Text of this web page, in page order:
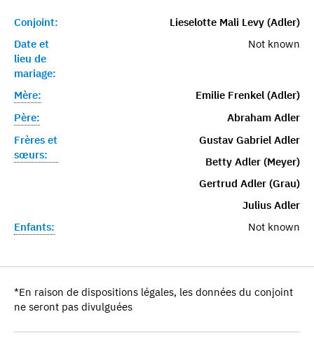
Conjoint:
Lieselotte Mali Levy (Adler)
Date et
lieu de
mariage:
Not known
Mère:
Emilie Frenkel (Adler)
Père:
Abraham Adler
Frères et
sœurs:
Gustav Gabriel Adler
Betty Adler (Meyer)
Gertrud Adler (Grau)
Julius Adler
Enfants:
Not known
*En raison de dispositions légales, les données du conjoint
ne seront pas divulguées